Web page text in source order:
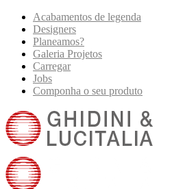
Acabamentos de legenda
Designers
Planeamos?
Galeria Projetos
Carregar
Jobs
Componha o seu produto